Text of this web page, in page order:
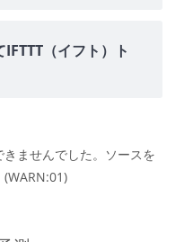
（イフト）ト
ませんでした。ソースを